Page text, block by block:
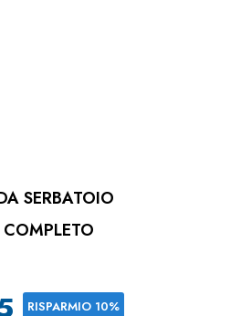
SERBATOIO
RISPARMIO 10%